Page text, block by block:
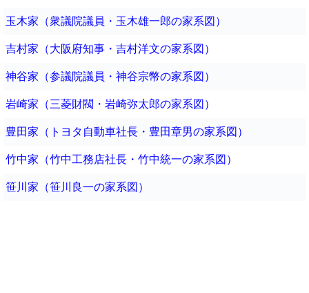
玉木家（衆議院議員・玉木雄一郎の家系図）
吉村家（大阪府知事・吉村洋文の家系図）
神谷家（参議院議員・神谷宗幣の家系図）
岩崎家（三菱財閥・岩崎弥太郎の家系図）
豊田家（トヨタ自動車社長・豊田章男の家系図）
竹中家（竹中工務店社長・竹中統一の家系図）
笹川家（笹川良一の家系図）